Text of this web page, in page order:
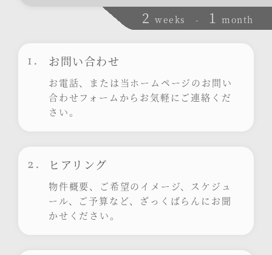
2 weeks - 1 month
1. お問い合わせ
お電話、または当ホームページのお問い
合わせフォームからお気軽にご連絡くだ
さい。
2. ヒアリング
物件概要、ご希望のイメージ、スケジュ
ール、ご予算など、ざっくばらんにお聞
かせください。